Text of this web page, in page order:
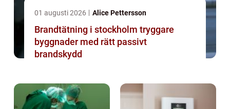
01 augusti 2026 Alice Pettersson
Brandtätning i stockholm tryggare
byggnader med rätt passivt
brandskydd